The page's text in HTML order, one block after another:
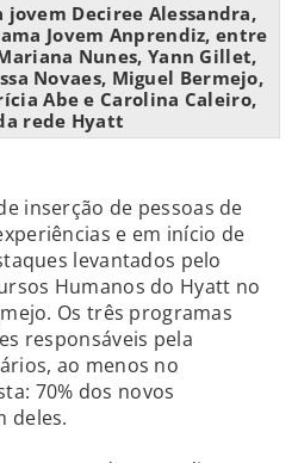
Deciree Alessandra,
Jovem Anprendiz, entre
Nunes, Yann Gillet,
Novaes, Miguel Bermejo,
Abe e Carolina Caleiro,
rede Hyatt
inserção de pessoas de
e em início de
levantados pelo
Humanos do Hyatt no
Os três programas
responsáveis pela
ao menos no
70% dos novos
deles.